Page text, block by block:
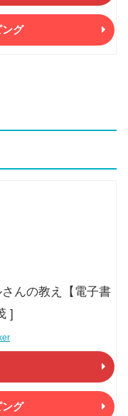
グ
んの教え【電子書
]
グ